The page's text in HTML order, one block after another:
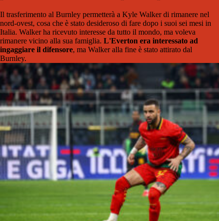
Il trasferimento al Burnley permetterà a Kyle Walker di rimanere nel
nord-ovest, cosa che è stato desideroso di fare dopo i suoi sei mesi in
Italia. Walker ha ricevuto interesse da tutto il mondo, ma voleva
rimanere vicino alla sua famiglia. L'Everton era interessato ad
ingaggiare il difensore, ma Walker alla fine è stato attirato dal
Burnley.